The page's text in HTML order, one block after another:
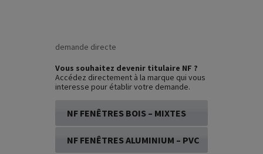
demande directe
Vous souhaitez devenir titulaire NF ?
Accédez directement à la marque qui vous
interesse pour établir votre demande.
NF FENÊTRES BOIS – MIXTES
NF FENÊTRES ALUMINIUM – PVC